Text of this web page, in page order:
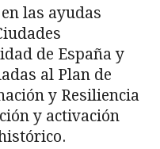
las ayudas
de España y
al Plan de
y Resiliencia
y activación